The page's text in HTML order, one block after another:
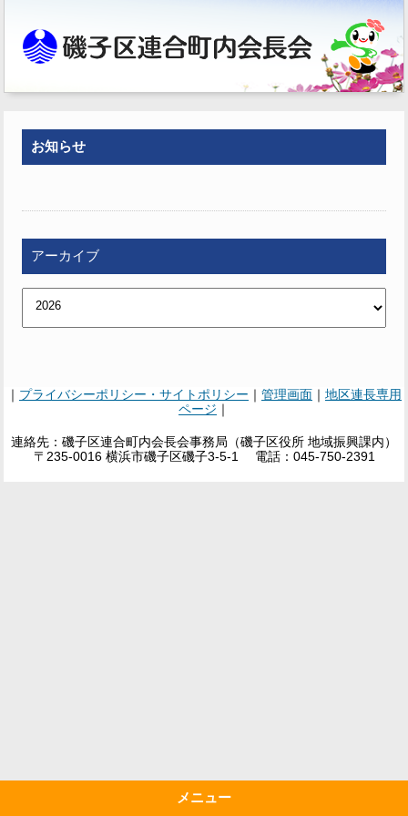
お知らせ
アーカイブ
｜ プライバシーポリシー・サイトポリシー ｜ 管理画面 ｜ 地区連長専用
ページ ｜
連絡先：磯子区連合町内会長会事務局（磯子区役所 地域振興課内）
〒235-0016 横浜市磯子区磯子3-5-1 電話：045-750-2391
メニュー